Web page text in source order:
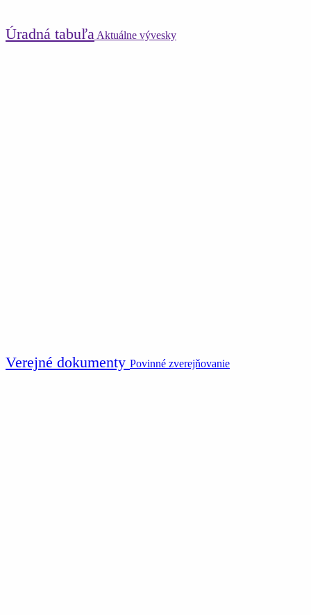
Úradná tabuľa Aktuálne vývesky
Verejné dokumenty Povinné zverejňovanie